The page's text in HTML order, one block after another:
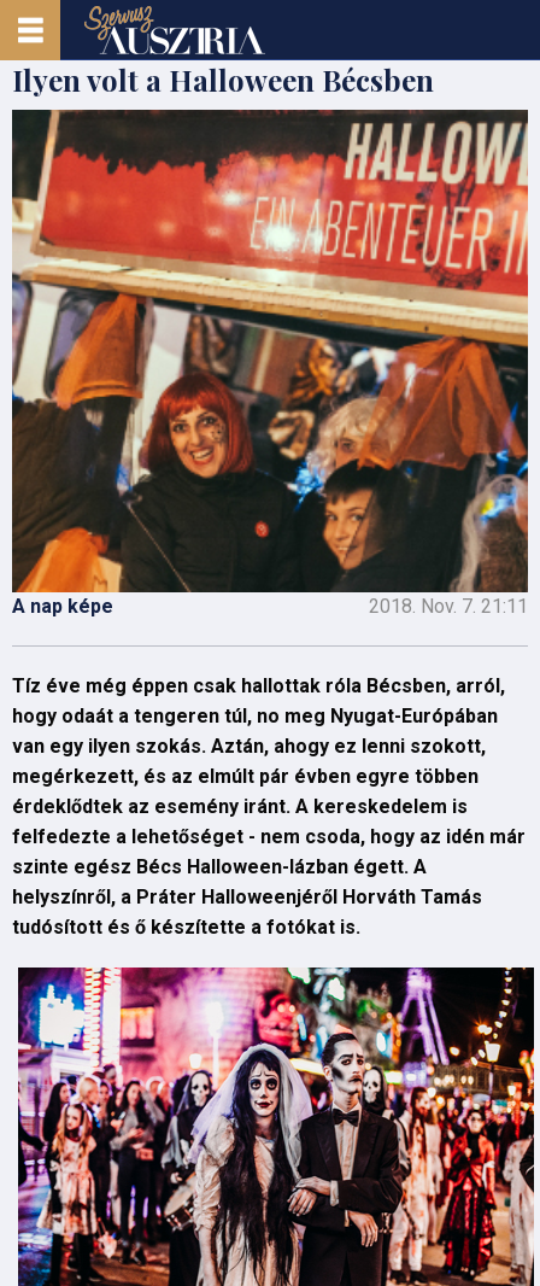
Ilyen volt a Halloween Bécsben
A nap képe 2018. Nov. 7. 21:11
Tíz éve még éppen csak hallottak róla Bécsben, arról,
hogy odaát a tengeren túl, no meg Nyugat-Európában
van egy ilyen szokás. Aztán, ahogy ez lenni szokott,
megérkezett, és az elmúlt pár évben egyre többen
érdeklődtek az esemény iránt. A kereskedelem is
felfedezte a lehetőséget - nem csoda, hogy az idén már
szinte egész Bécs Halloween-lázban égett. A
helyszínről, a Práter Halloweenjéről Horváth Tamás
tudósított és ő készítette a fotókat is.